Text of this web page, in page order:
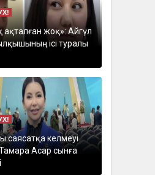
ақталған жоқ»: Айгүл
ісі туралы
саясатқа келмеуі
Асар сынға